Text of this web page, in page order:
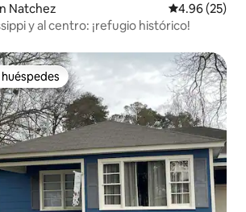
Natchez Calificación
4.96 (25)
y al centro: ¡refugio histórico!
preferido